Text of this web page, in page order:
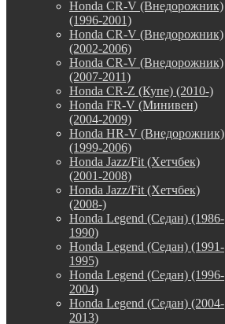
Honda CR-V (Внедорожник)
(1996-2001)
Honda CR-V (Внедорожник)
(2002-2006)
Honda CR-V (Внедорожник)
(2007-2011)
Honda CR-Z (Купе) (2010-)
Honda FR-V (Минивен)
(2004-2009)
Honda HR-V (Внедорожник)
(1999-2006)
Honda Jazz/Fit (Хетчбек)
(2001-2008)
Honda Jazz/Fit (Хетчбек)
(2008-)
Honda Legend (Седан) (1986-
1990)
Honda Legend (Седан) (1991-
1995)
Honda Legend (Седан) (1996-
2004)
Honda Legend (Седан) (2004-
2013)